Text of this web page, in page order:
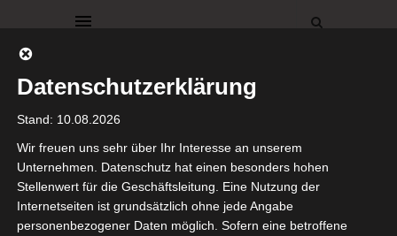
MÄDCHENZIMMER RÖDA HUS
Datenschutzerklärung
Stand: 10.08.2026
Wir freuen uns sehr über Ihr Interesse an unserem
Unternehmen. Datenschutz hat einen besonders hohen
Stellenwert für die Geschäftsleitung. Eine Nutzung der
Internetseiten ist grundsätzlich ohne jede Angabe
personenbezogener Daten möglich. Sofern eine betroffene